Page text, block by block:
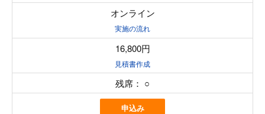
オンライン
実施の流れ
16,800円
見積書作成
残席： ○
申込み